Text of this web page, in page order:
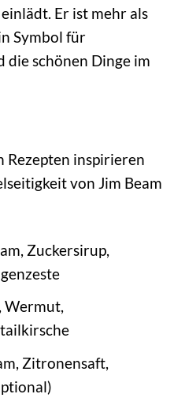
Er ist mehr als
Symbol für
die schönen Dinge im
Rezepten inspirieren
von Jim Beam
Zuckersirup,
Wermut,
Zitronensaft,